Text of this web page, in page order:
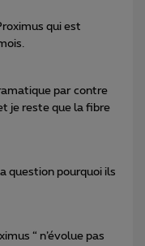
qui est
par contre
je reste que la fibre
question pourquoi ils
“ n’évolue pas